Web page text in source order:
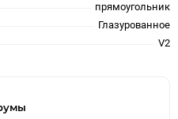
прямоугольник
Глазурованное
V2